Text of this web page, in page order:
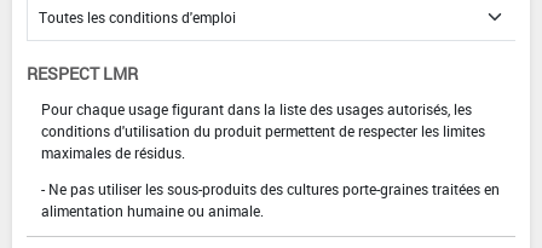
RESPECT LMR
Pour chaque usage figurant dans la liste des usages autorisés, les
conditions d'utilisation du produit permettent de respecter les limites
maximales de résidus.
- Ne pas utiliser les sous-produits des cultures porte-graines traitées en
alimentation humaine ou animale.